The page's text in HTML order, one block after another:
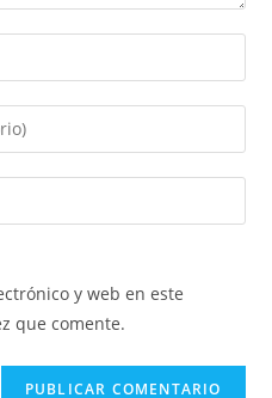
y web en este
que comente.